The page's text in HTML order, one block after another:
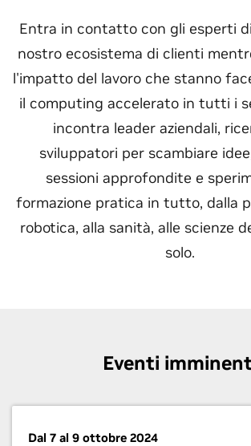
Entra in contatto con gli esperti
nostro ecosistema di clienti
l'impatto del lavoro che stanno
il computing accelerato in tutti i
incontra leader aziendali,
sviluppatori per scambiare
sessioni approfondite e
formazione pratica in tutto, dalla
robotica, alla sanità, alle scienze
solo.
Eventi
Dal 7 al 9 ottobre 2024